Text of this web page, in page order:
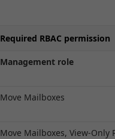
Required RBAC permission
Management role
Move Mailboxes
Move Mailboxes, View-Only